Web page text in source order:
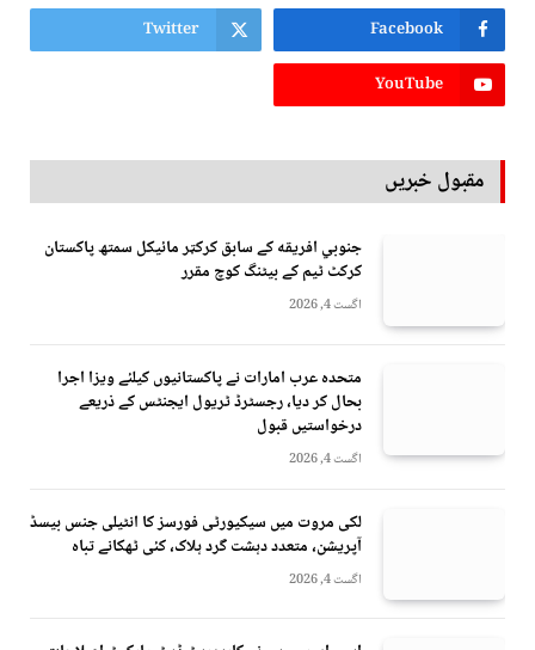
Facebook
Twitter
YouTube
مقبول خبریں
جنوبي افريقه کے سابق کرکټر مائیکل سمتھ پاکستان
کرکٹ ٹیم کے بیٹنگ کوچ مقرر
اگست 4, 2026
متحدہ عرب امارات نے پاکستانیوں کیلئے ویزا اجرا
بحال کر دیا، رجسٹرڈ ٹریول ایجنٹس کے ذریعے
درخواستیں قبول
اگست 4, 2026
لکی مروت میں سیکیورٹی فورسز کا انٹیلی جنس بیسڈ
آپریشن، متعدد دہشت گرد ہلاک، کئی ٹھکانے تباہ
اگست 4, 2026